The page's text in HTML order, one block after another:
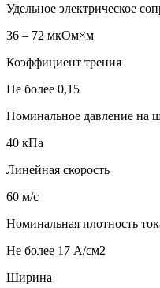
Удельное электрическое
36 – 72 мкОм×м
Коэффициент трения
Не более 0,15
Номинальное давление на
40 кПа
Линейная скорость
60 м/с
Номинальная плотность
Не более 17 А/см2
Ширина